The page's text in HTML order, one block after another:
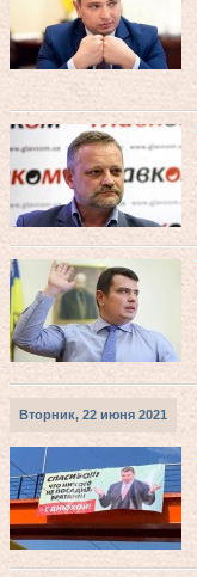
Вторник, 22 июня 2021